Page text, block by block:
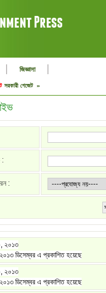
| জিজ্ঞাসা |
সরকারী গেজেট »
:
:
২০১৩
ডিসেম্বর এ প্রকাশিত হয়েছে
২০১৩
ডিসেম্বর এ প্রকাশিত হয়েছে